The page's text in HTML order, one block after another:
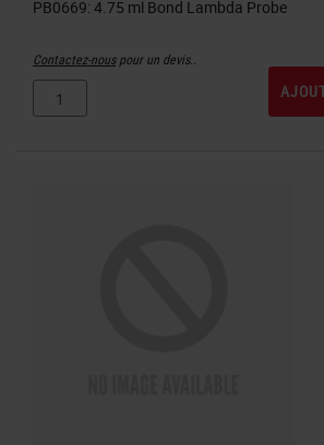
Contactez-nouspour un devis..